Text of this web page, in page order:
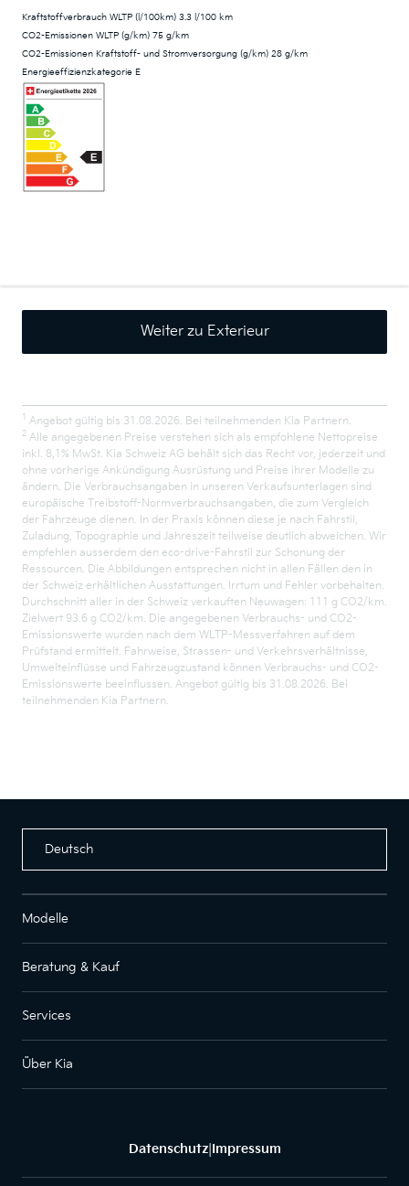
Kraftstoffverbrauch WLTP (l/100km) 3.3 l/100 km
CO2-Emissionen WLTP (g/km) 75 g/km
CO2-Emissionen Kraftstoff- und Stromversorgung (g/km) 28 g/km
Energieeffizienzkategorie E
Weiter zu Exterieur
1 Angebot gültig bis 31.08.2026. Bei teilnehmenden Kia Partnern.
2 Alle angegebenen Preise verstehen sich als empfohlene Nettopreise
inkl. 8,1% MwSt. Kia Schweiz AG behält sich das Recht vor, jederzeit und
ohne vorherige Ankündigung Ausrüstung und Preise ihrer Modelle zu
ändern. Die Verbrauchsangaben in unseren Verkaufsunterlagen sind
europäische Treibstoff-Normverbrauchsangaben, die zum Vergleich
der Fahrzeuge dienen. In der Praxis können diese je nach Fahrstil,
Zuladung, Topographie und Jahreszeit teilweise deutlich abweichen. Wir
empfehlen ausserdem den eco-drive-Fahrstil zur Schonung der
Ressourcen. Die Abbildungen entsprechen nicht in allen Fällen den in
der Schweiz erhältlichen Ausstattungen. Irrtum und Fehler vorbehalten.
Durchschnitt aller in der Schweiz verkauften Neuwagen: 111 g CO2/km.
Zielwert 93.6 g CO2/km. Die angegebenen Verbrauchs- und CO2-
Emissionswerte wurden nach dem WLTP-Messverfahren auf dem
Prüfstand ermittelt. Fahrweise, Strassen- und Verkehrsverhältnisse,
Umwelteinflüsse und Fahrzeugzustand können Verbrauchs- und CO2-
Emissionswerte beeinflussen. Angebot gültig bis 31.08.2026. Bei
teilnehmenden Kia Partnern.
Deutsch
Modelle
Beratung & Kauf
Services
Über Kia
Datenschutz| Impressum